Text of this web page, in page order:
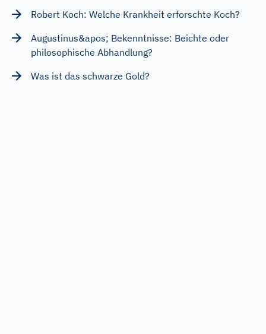
Robert Koch: Welche Krankheit erforschte Koch?
Augustinus&apos; Bekenntnisse: Beichte oder
philosophische Abhandlung?
Was ist das schwarze Gold?